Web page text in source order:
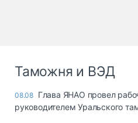
Таможня и ВЭД
08.08 Глава ЯНАО провел
руководителем Уральского